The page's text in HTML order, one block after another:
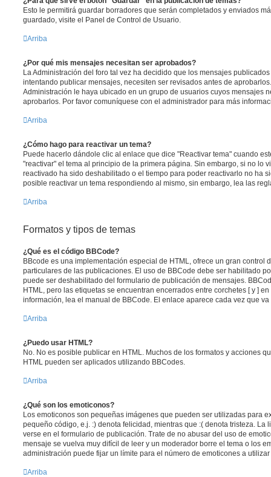
Esto le permitirá guardar borradores que serán completados y enviados
guardado, visite el Panel de Control de Usuario.
Arriba
¿Por qué mis mensajes necesitan ser aprobados?
La Administración del foro tal vez ha decidido que los mensajes
intentando publicar mensajes, necesiten ser revisados antes de
Administración le haya ubicado en un grupo de usuarios cuyos mensajes
aprobarlos. Por favor comuníquese con el administrador para más
Arriba
¿Cómo hago para reactivar un tema?
Puede hacerlo dándole clic al enlace que dice "Reactivar tema" cuando
"reactivar" el tema al principio de la primera página. Sin embargo, si no lo
reactivado ha sido deshabilitado o el tiempo para poder reactivarlo no ha
posible reactivar un tema respondiendo al mismo, sin embargo, lea las
Arriba
Formatos y tipos de temas
¿Qué es el código BBCode?
BBcode es una implementación especial de HTML, ofrece un gran control
particulares de las publicaciones. El uso de BBCode debe ser habilitado
puede ser deshabilitado del formulario de publicación de mensajes.
HTML, pero las etiquetas se encuentran encerrados entre corchetes [ y ]
información, lea el manual de BBCode. El enlace aparece cada vez que
Arriba
¿Puedo usar HTML?
No. No es posible publicar en HTML. Muchos de los formatos y acciones
HTML pueden ser aplicados utilizando BBCodes.
Arriba
¿Qué son los emoticonos?
Los emoticonos son pequeñas imágenes que pueden ser utilizadas para
pequeño código, e.j. :) denota felicidad, mientras que :( denota tristeza. La
verse en el formulario de publicación. Trate de no abusar del uso de
mensaje se vuelva muy difícil de leer y un moderador borre el tema o los
administración puede fijar un límite para el número de emoticones a
Arriba